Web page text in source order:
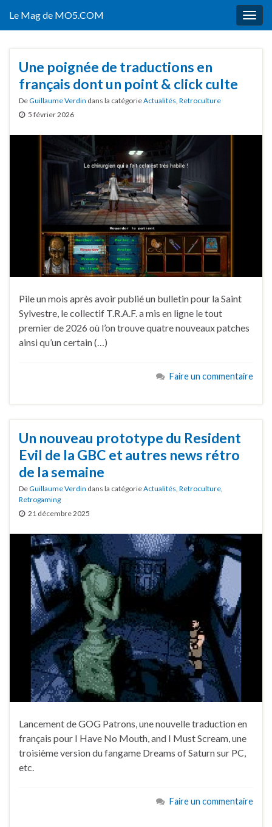
Le Mag de MO5.COM
Une poignée de traductions en
français dont un point & click culte
DeGuillaume Verdin dans la catégorieActualités, Retroculture
5 février 2026
Pile un mois après avoir publié un bulletin pour la Saint
Sylvestre, le collectif T.R.A.F. a mis en ligne le tout
premier de 2026 où l’on trouve quatre nouveaux patches
ainsi qu’un certain (…)
Faire un commentaire
Un nouveau prototype du Resident
Evil de la GBC et autres news rétro
de la semaine
DeGuillaume Verdin dans la catégorieActualités Retroculture
Retrogaming
21 décembre 2025
Lancement de GOG Patrons, une nouvelle traduction en
français pour I Have No Mouth, and I Must Scream, une
troisième version du fangame Dreams of Saturn sur PC,
etc.
Faire un commentaire